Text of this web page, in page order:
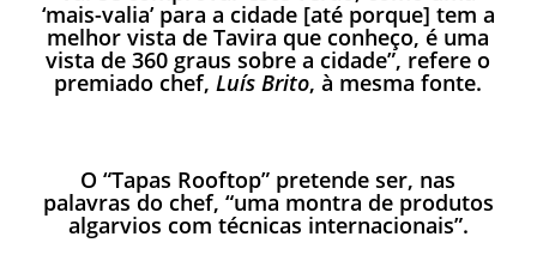
‘mais-valia’ para a cidade [até porque] tem a
melhor vista de Tavira que conheço, é uma
vista de 360 graus sobre a cidade”, refere o
premiado chef,Luís Brito, à mesma fonte.
O “Tapas Rooftop” pretende ser, nas
palavras do chef, “uma montra de produtos
algarvios com técnicas internacionais”.